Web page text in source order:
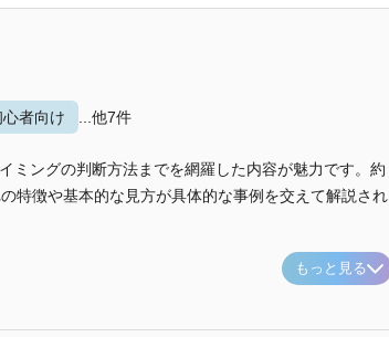
者向け ...他7件
ミングの判断方法までを網羅した内容が魅力です。約
特徴や基本的な見方が具体的な事例を交えて解説され
もっと見る